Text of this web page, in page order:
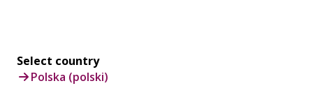
Select country
Polska (polski)